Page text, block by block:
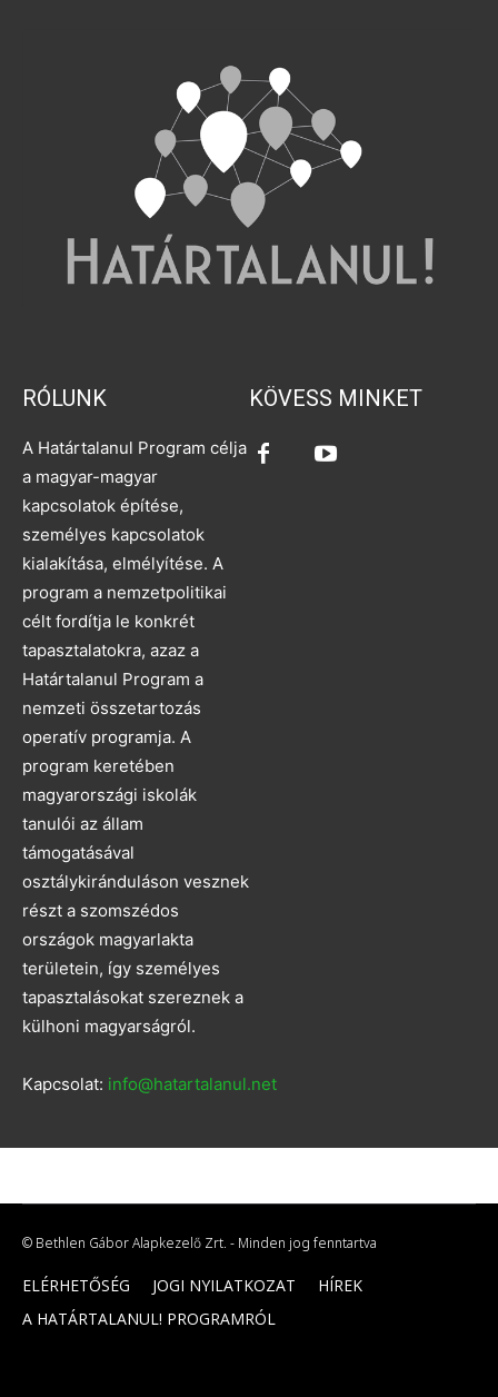
RÓLUNK
A Határtalanul Program célja
a magyar-magyar
kapcsolatok építése,
személyes kapcsolatok
kialakítása, elmélyítése. A
program a nemzetpolitikai
célt fordítja le konkrét
tapasztalatokra, azaz a
Határtalanul Program a
nemzeti összetartozás
operatív programja. A
program keretében
magyarországi iskolák
tanulói az állam
támogatásával
osztálykiránduláson vesznek
részt a szomszédos
országok magyarlakta
területein, így személyes
tapasztalásokat szereznek a
külhoni magyarságról.
Kapcsolat: info@hatartalanul.net
KÖVESS MINKET
© Bethlen Gábor Alapkezelő Zrt. - Minden jog fenntartva
ELÉRHETŐSÉG JOGI NYILATKOZAT
HÍREK
A HATÁRTALANUL! PROGRAMRÓL